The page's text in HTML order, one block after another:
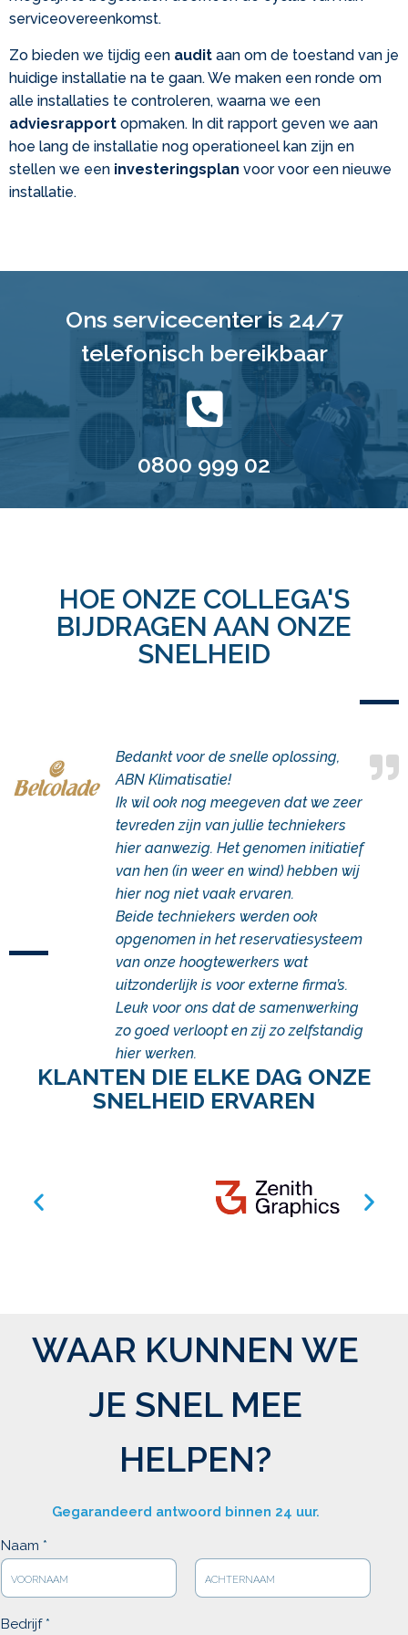
serviceovereenkomst.
Zo bieden we tijdig een audit aan om de toestand van je
huidige installatie na te gaan. We maken een ronde om
alle installaties te controleren, waarna we een
adviesrapport opmaken. In dit rapport geven we aan
hoe lang de installatie nog operationeel kan zijn en
stellen we een investeringsplan voor voor een nieuwe
installatie.
Ons servicecenter is 24/7
telefonisch bereikbaar
0800 999 02
HOE ONZE COLLEGA'S
BIJDRAGEN AAN ONZE
SNELHEID
Bedankt voor de snelle oplossing,
ABN Klimatisatie!
Ik wil ook nog meegeven dat we zeer
tevreden zijn van jullie techniekers
hier aanwezig. Het genomen initiatief
van hen (in weer en wind) hebben wij
hier nog niet vaak ervaren.
Beide techniekers werden ook
opgenomen in het reservatiesysteem
van onze hoogtewerkers wat
uitzonderlijk is voor externe firma’s.
Leuk voor ons dat de samenwerking
zo goed verloopt en zij zo zelfstandig
hier werken.
KLANTEN DIE ELKE DAG ONZE
SNELHEID ERVAREN
WAAR KUNNEN WE
JE SNEL MEE
HELPEN?
Gegarandeerd antwoord binnen 24 uur.
Naam *
o
Bedrijf *